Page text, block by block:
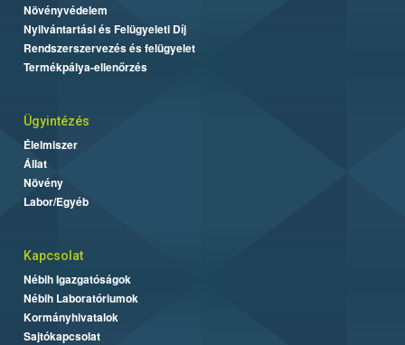
Növényvédelem
Nyilvántartási és Felügyeleti Díj
Rendszerszervezés és felügyelet
Termékpálya-ellenőrzés
Ügyintézés
Élelmiszer
Állat
Növény
Labor/Egyéb
Kapcsolat
Nébih Igazgatóságok
Nébih Laboratóriumok
Kormányhivatalok
Sajtókapcsolat